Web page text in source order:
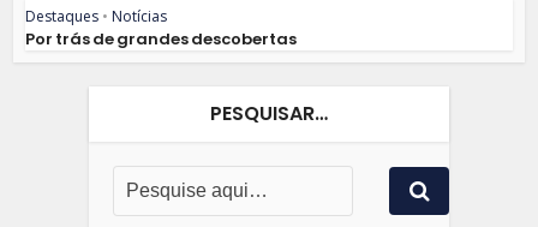
Destaques • Notícias
Por trás de grandes descobertas
PESQUISAR…